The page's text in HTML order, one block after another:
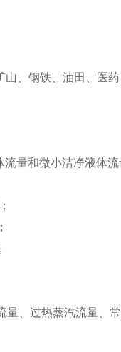
、钢铁、油田、医
量和微小洁净液体流
、过热蒸汽流量、